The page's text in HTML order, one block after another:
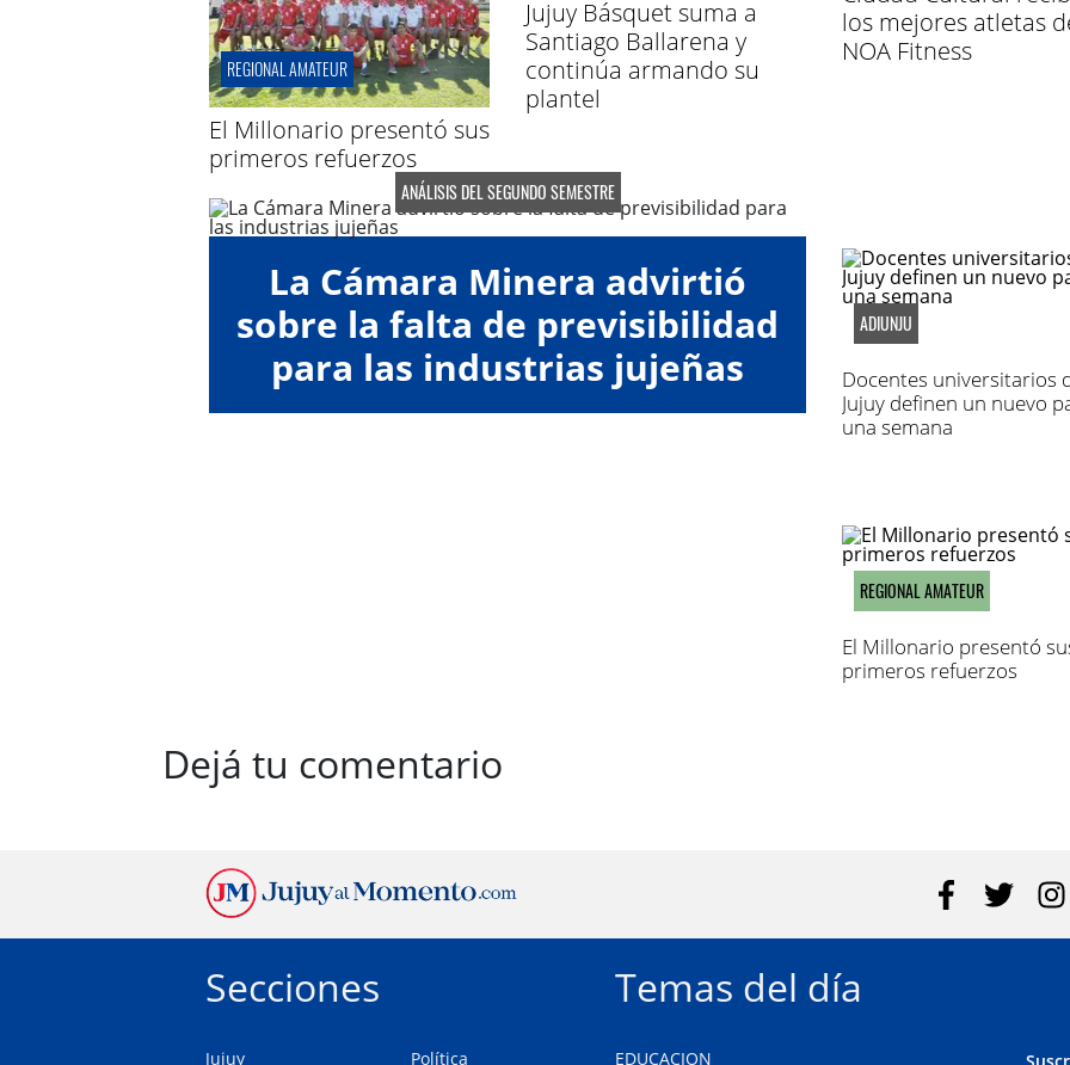
REGIONAL AMATEUR
El Millonario presentó sus
primeros refuerzos
Jujuy Básquet suma a
Santiago Ballarena y
continúa armando su
plantel
los mejores atletas
NOA Fitness
ANÁLISIS DEL SEGUNDO SEMESTRE
La Cámara Minera advirtió
sobre la falta de previsibilidad
para las industrias jujeñas
ADIUNJU
Docentes universitarios
Jujuy definen un nuevo
una semana
REGIONAL AMATEUR
El Millonario presentó
primeros refuerzos
Dejá tu comentario
Secciones
Jujuy Política
Temas del día
EDUCACION